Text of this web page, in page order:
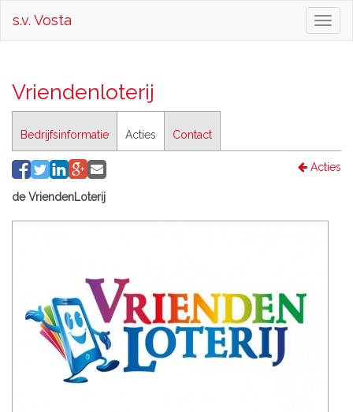
s.v. Vosta
Vriendenloterij
Bedrijfsinformatie Acties Contact
Acties
de VriendenLoterij